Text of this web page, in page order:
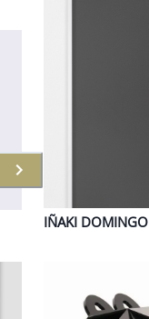
IÑAKI DOMINGO